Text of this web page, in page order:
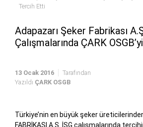
Tercih Etti
Adapazarı Şeker Fabrikası
Çalışmalarında ÇARK
13 Ocak 2016
Tarafından
Yazıldı ÇARK OSGB
Türkiye’nin en büyük şeker
FABRİKASI A.Ş. İSG çalışmalarında